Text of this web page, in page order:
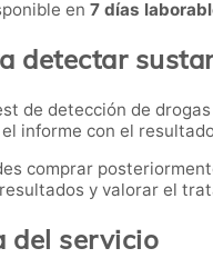
en 7 días
detectar
de detección de
informe con el
comprar
y valorar el
del servicio